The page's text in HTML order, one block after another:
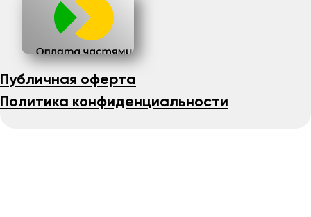
Публичная оферта
Политика конфиденциальности